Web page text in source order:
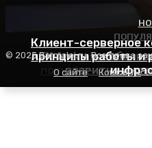
Пасьянс Косынка:
популярности и
AFK Arena:
развития и
Клиент-серверное
принципы работы и
© 2025 Barmalej.ru. Все права
О сайте
Контакты